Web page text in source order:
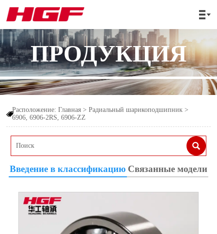

ПРОДУКЦИЯ

Расположение:Главная >Радиальный шарикоподшипник >
6906, 6906-2RS, 6906-ZZ

Введение в классификацию Связанные модели